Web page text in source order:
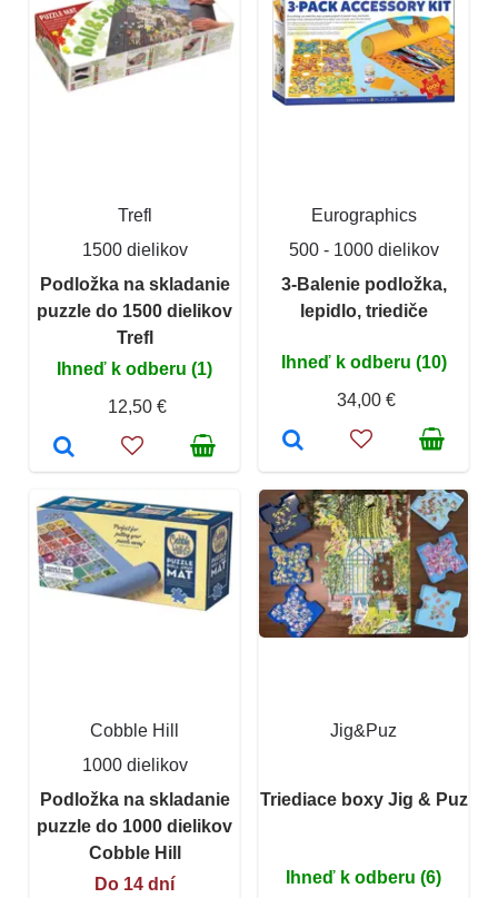
Trefl
1500 dielikov
Podložka na skladanie
puzzle do 1500 dielikov
Trefl
Ihneď k odberu (1)
12,50 €
Eurographics
500 - 1000 dielikov
3-Balenie podložka,
lepidlo, triediče
Ihneď k odberu (10)
34,00 €
Cobble Hill
1000 dielikov
Podložka na skladanie
puzzle do 1000 dielikov
Cobble Hill
Do 14 dní
Jig&Puz
Triediace boxy Jig & Puz
Ihneď k odberu (6)